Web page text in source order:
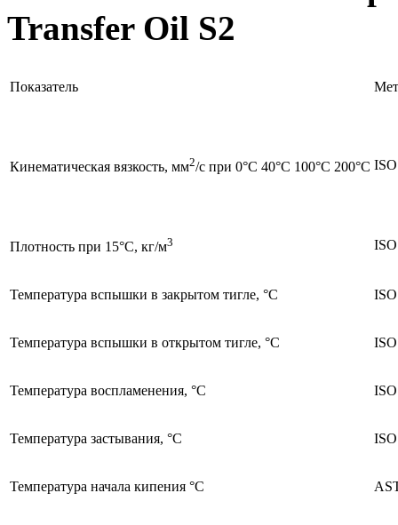
Transfer Oil S2
Показатель
Кинематическая вязкость, мм2/с при 0°C 40°C 100°C 200°C
Плотность при 15°C, кг/м3
Температура вспышки в закрытом тигле, °C
Температура вспышки в открытом тигле, °C
Температура воспламенения, °C
Температура застывания, °C
Температура начала кипения °C